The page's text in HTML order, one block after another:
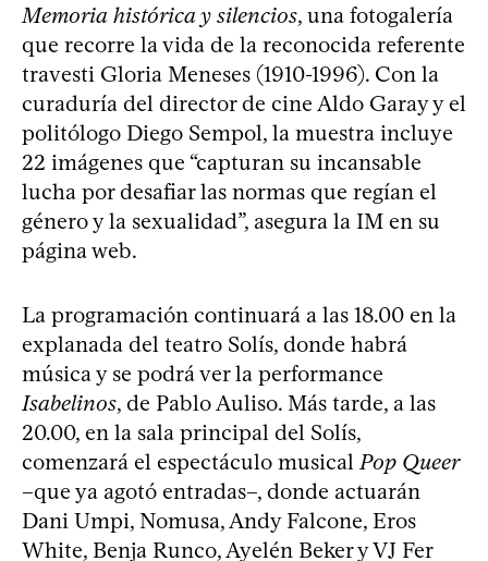
Memoria histórica y silencios, una fotogalería
que recorre la vida de la reconocida referente
travesti Gloria Meneses (1910-1996). Con la
curaduría del director de cine Aldo Garay y el
politólogo Diego Sempol, la muestra incluye
22 imágenes que “capturan su incansable
lucha por desafiar las normas que regían el
género y la sexualidad”, asegura la IM en su
página web.
La programación continuará a las 18.00 en la
explanada del teatro Solís, donde habrá
música y se podrá ver la performance
Isabelinos, de Pablo Auliso. Más tarde, a las
20.00, en la sala principal del Solís,
comenzará el espectáculo musical Pop Queer
–que ya agotó entradas–, donde actuarán
Dani Umpi, Nomusa, Andy Falcone, Eros
White, Benja Runco, Ayelén Beker y VJ Fer